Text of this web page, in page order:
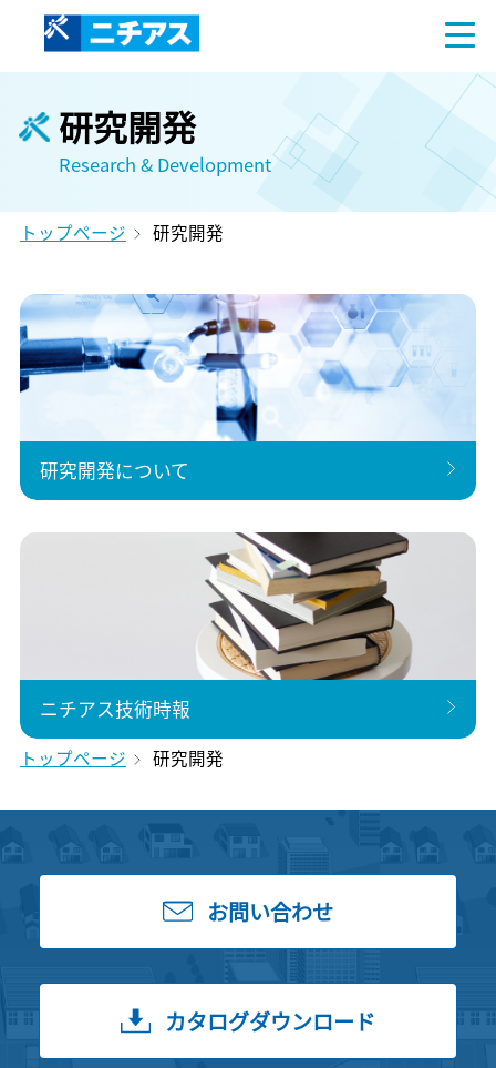
研究開発
Research & Development
トップページ 研究開発
研究開発について
ニチアス技術時報
トップページ 研究開発
お問い合わせ
カタログダウンロード